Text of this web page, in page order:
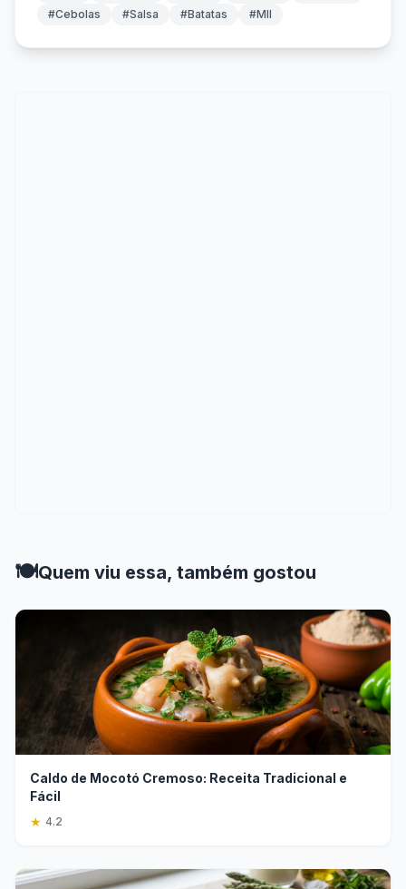
#Cebolas #Salsa #Batatas #Mll
🍽️Quem viu essa, também gostou
Caldo de Mocotó Cremoso: Receita Tradicional e
Fácil
★ 4.2